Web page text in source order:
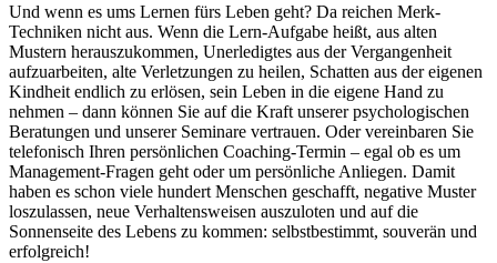
Und wenn es ums Lernen fürs Leben geht? Da reichen Merk-
Techniken nicht aus. Wenn die Lern-Aufgabe heißt, aus alten
Mustern herauszukommen, Unerledigtes aus der Vergangenheit
aufzuarbeiten, alte Verletzungen zu heilen, Schatten aus der eigenen
Kindheit endlich zu erlösen, sein Leben in die eigene Hand zu
nehmen – dann können Sie auf die Kraft unserer psychologischen
Beratungen und unserer Seminare vertrauen. Oder vereinbaren Sie
telefonisch Ihren persönlichen Coaching-Termin – egal ob es um
Management-Fragen geht oder um persönliche Anliegen. Damit
haben es schon viele hundert Menschen geschafft, negative Muster
loszulassen, neue Verhaltensweisen auszuloten und auf die
Sonnenseite des Lebens zu kommen: selbstbestimmt, souverän und
erfolgreich!